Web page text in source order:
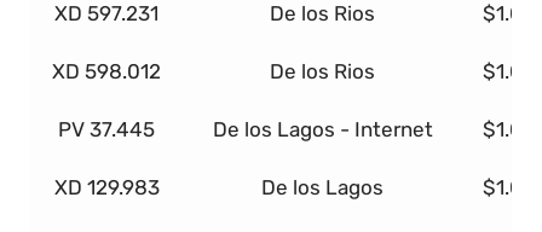
XD 597.231 De los Rios
XD 598.012 De los Rios
PV 37.445 De los Lagos - Internet
XD 129.983 De los Lagos